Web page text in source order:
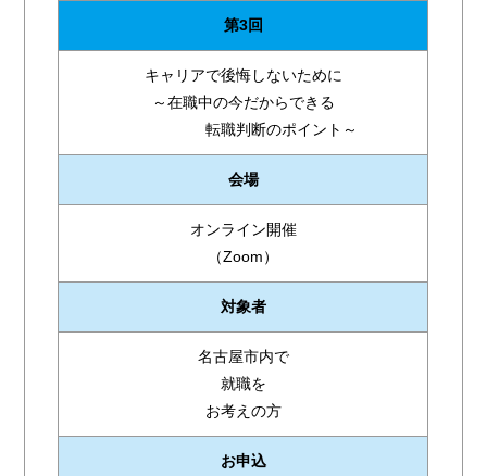
第3回
キャリアで後悔しないために
～在職中の今だからできる
転職判断のポイント～
会場
オンライン開催
（Zoom）
対象者
名古屋市内で
就職を
お考えの方
お申込